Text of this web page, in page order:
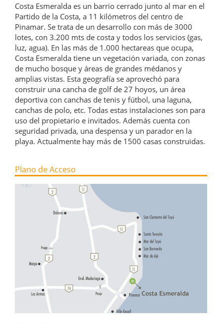
Costa Esmeralda es un barrio cerrado junto al mar en el
Partido de la Costa, a 11 kilómetros del centro de
Pinamar. Se trata de un desarrollo con más de 3000
lotes, con 3.200 mts de costa y todos los servicios (gas,
luz, agua). En las más de 1.000 hectareas que ocupa,
Costa Esmeralda tiene un vegetación variada, con zonas
de mucho bosque y áreas de grandes médanos y
amplias vistas. Esta geografía se aprovechó para
construir una cancha de golf de 27 hoyos, un área
deportiva con canchas de tenis y fútbol, una laguna,
canchas de polo, etc. Todas estas instalaciones son para
uso del propietario e invitados. Además cuenta con
seguridad privada, una despensa y un parador en la
playa. Actualmente hay más de 1500 casas construidas.
Plano de Acceso